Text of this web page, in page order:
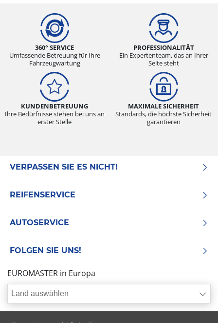
360° SERVICE
Umfassende Betreuung für Ihre
Fahrzeugwartung
PROFESSIONALITÄT
Ein Expertenteam, das an Ihrer
Seite steht
KUNDENBETREUUNG
Ihre Bedürfnisse stehen bei uns an
erster Stelle
MAXIMALE SICHERHEIT
Standards, die höchste Sicherheit
garantieren
VERPASSEN SIE ES NICHT!
REIFENSERVICE
AUTOSERVICE
FOLGEN SIE UNS!
EUROMASTER in Europa
Land auswählen